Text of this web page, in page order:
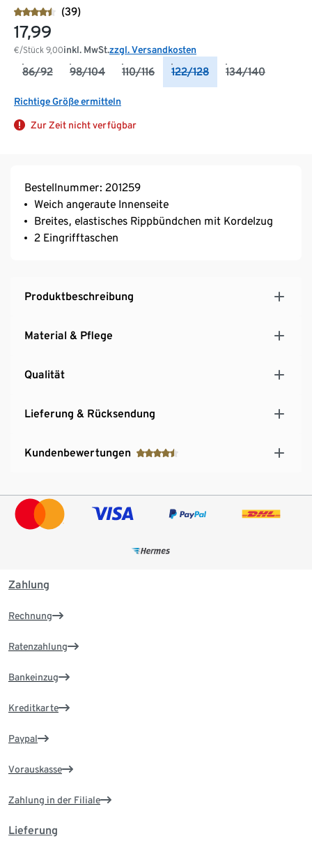
(39)
17,99
€/Stück 9,00inkl. MwSt.zzgl. Versandkosten
86/92 98/104 110/116 122/128 134/140
Richtige Größe ermitteln
Zur Zeit nicht verfügbar
Bestellnummer: 201259
Weich angeraute Innenseite
Breites, elastisches Rippbündchen mit Kordelzug
2 Eingrifftaschen
Produktbeschreibung
Material & Pflege
Qualität
Lieferung & Rücksendung
Kundenbewertungen
Zahlung
Rechnung
Ratenzahlung
Bankeinzug
Kreditkarte
Paypal
Vorauskasse
Zahlung in der Filiale
Lieferung